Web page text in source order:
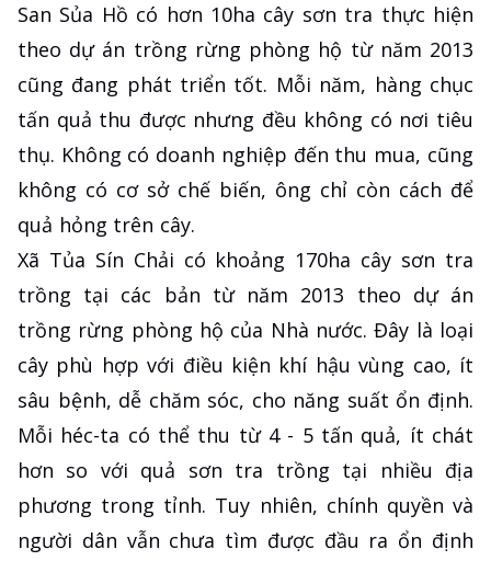
San Sủa Hồ có hơn 10ha cây sơn tra thực hiện
theo dự án trồng rừng phòng hộ từ năm 2013
cũng đang phát triển tốt. Mỗi năm, hàng chục
tấn quả thu được nhưng đều không có nơi tiêu
thụ. Không có doanh nghiệp đến thu mua, cũng
không có cơ sở chế biến, ông chỉ còn cách để
quả hỏng trên cây.
Xã Tủa Sín Chải có khoảng 170ha cây sơn tra
trồng tại các bản từ năm 2013 theo dự án
trồng rừng phòng hộ của Nhà nước. Đây là loại
cây phù hợp với điều kiện khí hậu vùng cao, ít
sâu bệnh, dễ chăm sóc, cho năng suất ổn định.
Mỗi héc-ta có thể thu từ 4 - 5 tấn quả, ít chát
hơn so với quả sơn tra trồng tại nhiều địa
phương trong tỉnh. Tuy nhiên, chính quyền và
người dân vẫn chưa tìm được đầu ra ổn định